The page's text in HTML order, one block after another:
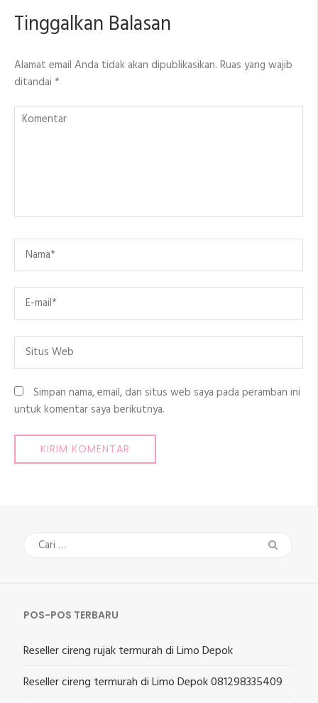
Tinggalkan Balasan
Alamat email Anda tidak akan dipublikasikan. Ruas yang wajib
ditandai *
Komentar
Name
Email
Situs
Web
Simpan nama, email, dan situs web saya pada peramban ini
untuk komentar saya berikutnya.
Cari
untuk:
POS-POS TERBARU
Reseller cireng rujak termurah di Limo Depok
Reseller cireng termurah di Limo Depok 081298335409